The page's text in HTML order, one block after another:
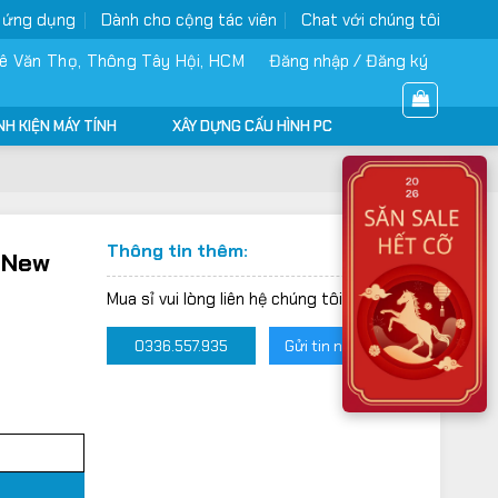
dụng Dành cho cộng tác viên Chat với chúng tôi
Văn Thọ, Thông Tây Hội, HCM Đăng nhập / Đăng ký
KIỆN MÁY TÍNH XÂY DỰNG CẤU HÌNH PC
Thông tin thêm:
Mua sỉ vui lòng liên hệ chúng tôi:
0336.557.935 Gửi tin nhắn Zalo